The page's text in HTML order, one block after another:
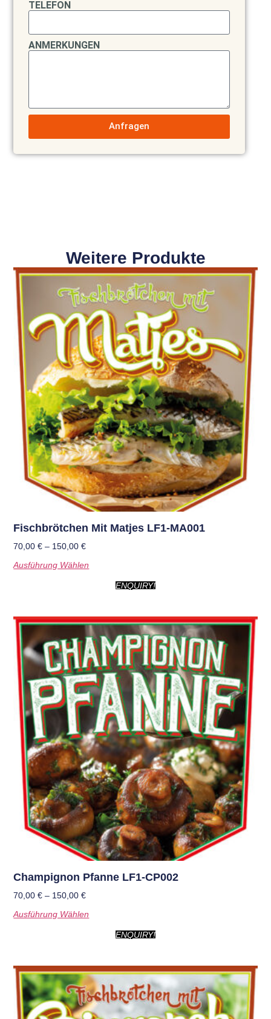
TELEFON
ANMERKUNGEN
Anfragen
Weitere Produkte
Fischbrötchen Mit Matjes LF1-MA001
70,00€ – 150,00€
Ausführung Wählen
ENQUIRY!
Champignon Pfanne LF1-CP002
70,00€ – 150,00€
Ausführung Wählen
ENQUIRY!